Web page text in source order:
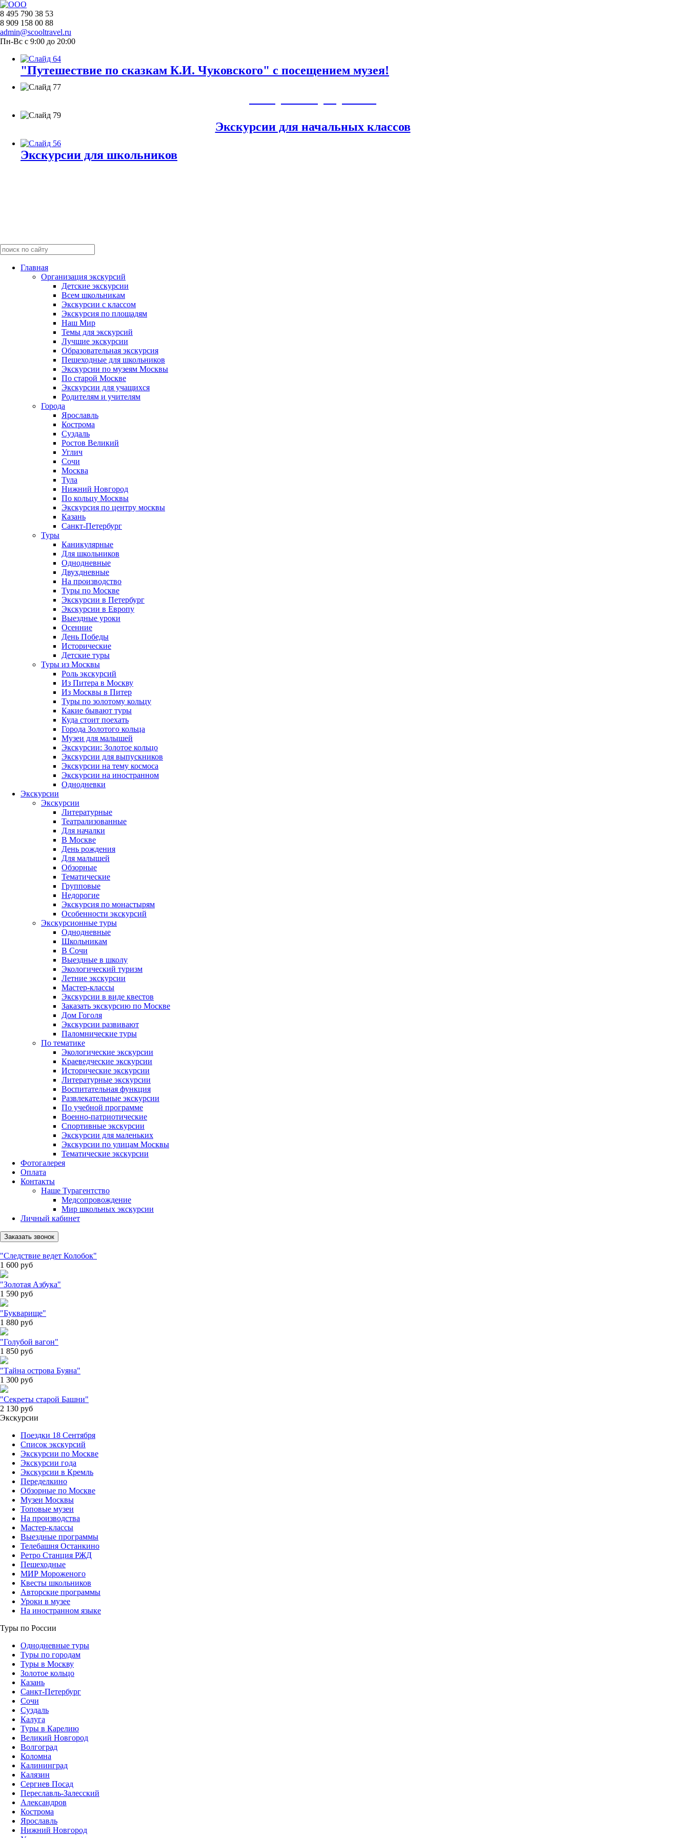
8 495 790 38 53
8 909 158 00 88
admin@scooltravel.ru
Пн-Вс с 9:00 до 20:00
"Путешествие по сказкам К.И. Чуковского" с посещением музея!
Экскурсии для начальных классов
Экскурсии для школьников
Главная
Организация экскурсий
Детские экскурсии
Всем школьникам
Экскурсии c классом
Экскурсия по площадям
Наш Мир
Темы для экскурсий
Лучшие экскурсии
Образовательная экскурсия
Пешеходные для школьников
Экскурсии по музеям Москвы
По старой Москве
Экскурсии для учащихся
Родителям и учителям
Города
Ярославль
Кострома
Суздаль
Ростов Великий
Углич
Сочи
Москва
Тула
Нижний Новгород
По кольцу Москвы
Экскурсия по центру москвы
Казань
Санкт-Петербург
Туры
Каникулярные
Для школьников
Однодневные
Двухдневные
На производство
Туры по Москве
Экскурсии в Петербург
Экскурсии в Европу
Выездные уроки
Осенние
День Победы
Исторические
Детские туры
Туры из Москвы
Роль экскурсий
Из Питера в Москву
Из Москвы в Питер
Туры по золотому кольцу
Какие бывают туры
Куда стоит поехать
Города Золотого кольца
Музеи для малышей
Экскурсии: Золотое кольцо
Экскурсии для выпускников
Экскурсии на тему космоса
Экскурсии на иностранном
Однодневки
Экскурсии
Экскурсии
Литературные
Театрализованные
Для началки
В Москве
День рождения
Для малышей
Обзорные
Тематические
Групповые
Недорогие
Экскурсия по монастырям
Особенности экскурсий
Экскурсионные туры
Однодневные
Школьникам
В Сочи
Выездные в школу
Экологический туризм
Летние экскурсии
Мастер-классы
Экскурсии в виде квестов
Заказать экскурсию по Москве
Дом Гоголя
Экскурсии развивают
Паломнические туры
По тематике
Экологические экскурсии
Краеведческие экскурсии
Исторические экскурсии
Литературные экскурсии
Воспитательная функция
Развлекательные экскурсии
По учебной программе
Военно-патриотические
Спортивные экскурсии
Экскурсии для маленьких
Экскурсии по улицам Москвы
Тематические экскурсии
Фотогалерея
Оплата
Контакты
Наше Турагентство
Медсопровождение
Мир школьных экскурсии
Личный кабинет
Заказать звонок
"Следствие ведет Колобок"
1 600 руб
"Золотая Азбука"
1 590 руб
"Букварище"
1 880 руб
"Голубой вагон"
1 850 руб
"Тайна острова Буяна"
1 300 руб
"Секреты старой Башни"
2 130 руб
Экскурсии
Поездки 18 Сентября
Список экскурсий
Экскурсии по Москве
Экскурсии года
Экскурсии в Кремль
Переделкино
Обзорные по Москве
Музеи Москвы
Топовые музеи
На производства
Мастер-классы
Выездные программы
Телебашня Останкино
Ретро Станция РЖД
Пешеходные
МИР Мороженого
Квесты школьников
Авторские программы
Уроки в музее
На иностранном языке
Туры по России
Однодневные туры
Туры по городам
Туры в Москву
Золотое кольцо
Казань
Санкт-Петербург
Сочи
Суздаль
Калуга
Туры в Карелию
Великий Новгород
Волгоград
Коломна
Калининград
Калязин
Сергиев Посад
Переславль-Залесский
Александров
Кострома
Ярославль
Нижний Новгород